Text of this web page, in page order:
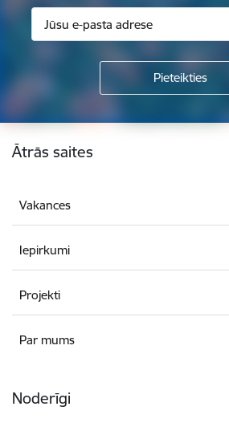
Kājene
Ātrās saites
Vakances
Iepirkumi
Projekti
Par mums
Noderīgi